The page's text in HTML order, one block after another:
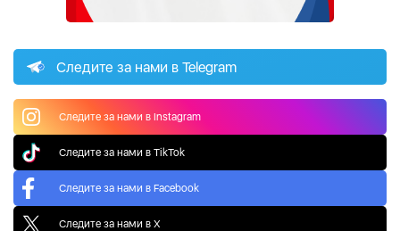
Следите за нами в Telegram
Следите за нами в Instagram
Следите за нами в TikTok
Следите за нами в Facebook
Следите за нами в X